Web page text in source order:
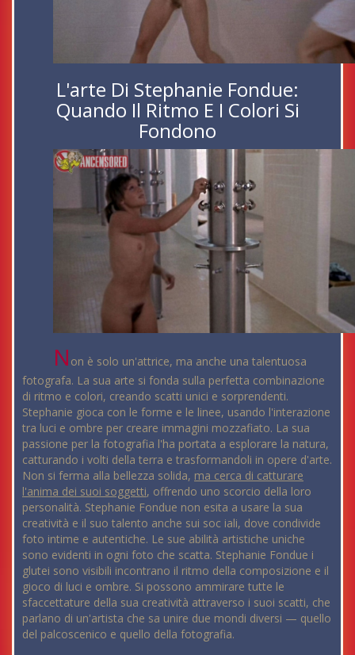
L'arte Di Stephanie Fondue:
Quando Il Ritmo E I Colori Si
Fondono
N on è solo un'attrice, ma anche una talentuosa
fotografa. La sua arte si fonda sulla perfetta combinazione
di ritmo e colori, creando scatti unici e sorprendenti.
Stephanie gioca con le forme e le linee, usando l'interazione
tra luci e ombre per creare immagini mozzafiato. La sua
passione per la fotografia l'ha portata a esplorare la natura,
catturando i volti della terra e trasformandoli in opere d'arte.
Non si ferma alla bellezza solida, ma cerca di catturare
l'anima dei suoi soggetti, offrendo uno scorcio della loro
personalità. Stephanie Fondue non esita a usare la sua
creatività e il suo talento anche sui soc iali, dove condivide
foto intime e autentiche. Le sue abilità artistiche uniche
sono evidenti in ogni foto che scatta. Stephanie Fondue i
glutei sono visibili incontrano il ritmo della composizione e il
gioco di luci e ombre. Si possono ammirare tutte le
sfaccettature della sua creatività attraverso i suoi scatti, che
parlano di un'artista che sa unire due mondi diversi — quello
del palcoscenico e quello della fotografia.